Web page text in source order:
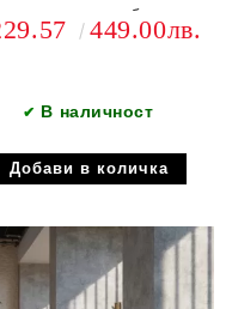
на пет нива, бял
449.00лв.
✔ В наличност